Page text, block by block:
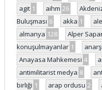
agit 1 aihm 26
Buluşması 6 akka 1
almanya 128 Alper
konuşulmayanlar 1
Anayasa Mahkemesi 4
antimilitarist medya 8
birliği 1 arap ordusu 2